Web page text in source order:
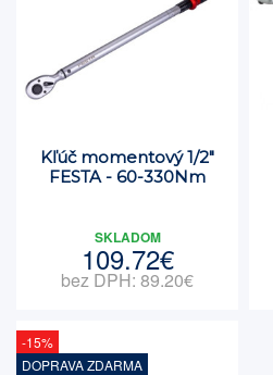
Kľúč momentový 1/2"
FESTA - 60-330Nm
SKLADOM
109.72€
bez DPH: 89.20€
-15%
DOPRAVA ZDARMA